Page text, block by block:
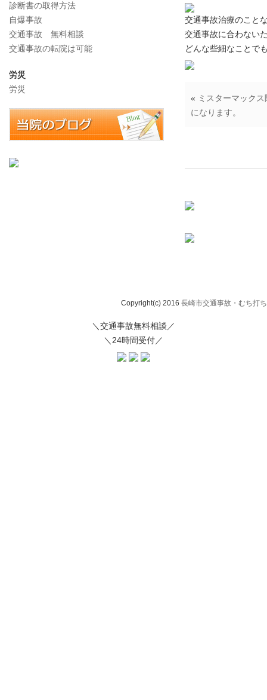
交通事故治療のこと
交通事故に合わない
どんな些細なことで
« ミスターマック
になります。
診断書の取得方法
自爆事故
交通事故 無料相談
交通事故の転院は可能
労災
労災
Copyright(c) 2016 長崎市交通事故・むち打
＼交通事故無料相談／
＼24時間受付／